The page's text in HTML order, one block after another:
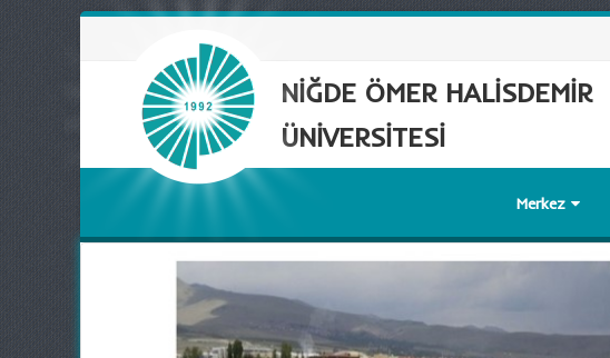
NİĞDE ÖMER HALİSDEMİR
ÜNİVERSİTESİ
Merkez